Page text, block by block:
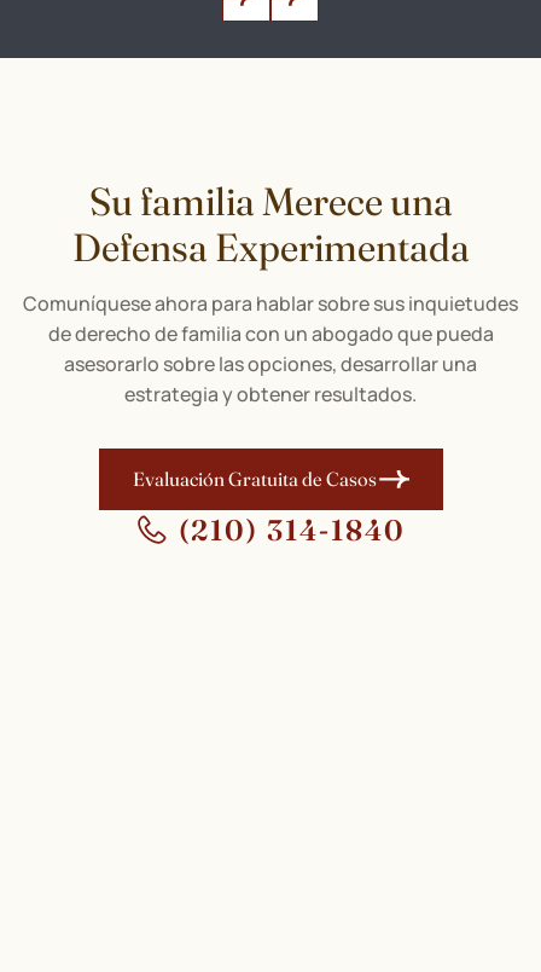
Su familia Merece una
Defensa Experimentada
Comuníquese ahora para hablar sobre sus inquietudes
de derecho de familia con un abogado que pueda
asesorarlo sobre las opciones, desarrollar una
estrategia y obtener resultados.
Evaluación Gratuita de Casos
(210) 314-1840